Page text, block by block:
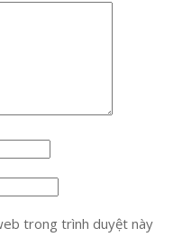
trong trình duyệt này